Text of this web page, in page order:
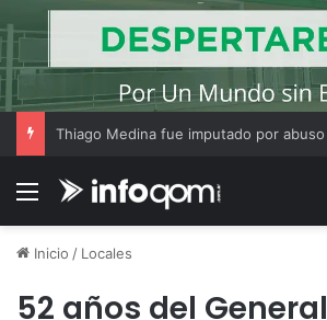
Menú
Inicio / Locales
52 años del General